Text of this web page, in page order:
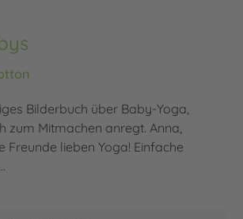
Bilderbuch über Baby-Yoga,
zum Mitmachen anregt. Anna,
Freunde lieben Yoga! Einfache